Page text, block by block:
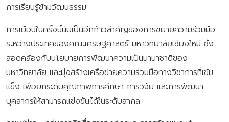
การเรียนรู้ข้ามวัฒนธรรม
การเยือนในครั้งนี้นับเป็นอีกก้าวสำคัญของการขยายความร่วมมือ
ระหว่างประเทศของคณะเศรษฐศาสตร์ มหาวิทยาลัยเชียงใหม่ ซึ่ง
สอดคล้องกับนโยบายการพัฒนาความเป็นนานาชาติของ
มหาวิทยาลัย และมุ่งสร้างเครือข่ายความร่วมมือทางวิชาการที่เข้ม
แข็ง เพื่อยกระดับคุณภาพการศึกษา การวิจัย และการพัฒนา
บุคลากรให้สามารถแข่งขันได้ในระดับสากล